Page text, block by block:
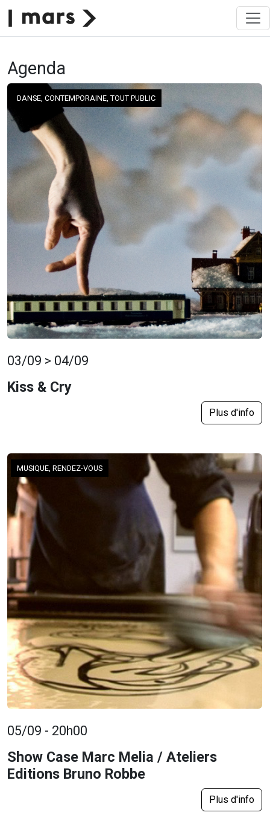
Agenda
DANSE, CONTEMPORAINE, TOUT PUBLIC
03/09 > 04/09
Kiss & Cry
Plus d'info
MUSIQUE, RENDEZ-VOUS
05/09 - 20h00
Show Case Marc Melia / Ateliers
Editions Bruno Robbe
Plus d'info